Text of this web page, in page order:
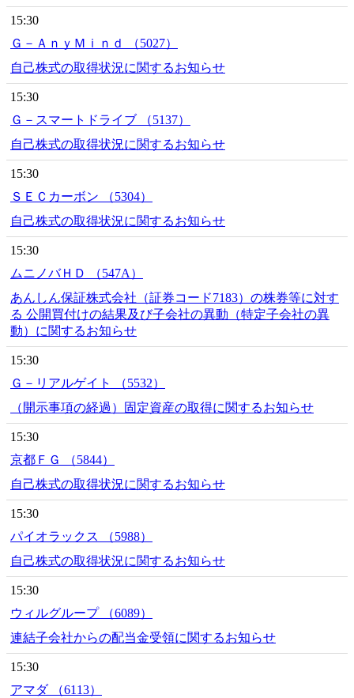
15:30
Ｇ－ＡｎｙＭｉｎｄ （5027）
自己株式の取得状況に関するお知らせ
15:30
Ｇ－スマートドライブ （5137）
自己株式の取得状況に関するお知らせ
15:30
ＳＥＣカーボン （5304）
自己株式の取得状況に関するお知らせ
15:30
ムニノバＨＤ （547A）
あんしん保証株式会社（証券コード7183）の株券等に対す
る 公開買付けの結果及び子会社の異動（特定子会社の異
動）に関するお知らせ
15:30
Ｇ－リアルゲイト （5532）
（開示事項の経過）固定資産の取得に関するお知らせ
15:30
京都ＦＧ （5844）
自己株式の取得状況に関するお知らせ
15:30
パイオラックス （5988）
自己株式の取得状況に関するお知らせ
15:30
ウィルグループ （6089）
連結子会社からの配当金受領に関するお知らせ
15:30
アマダ （6113）